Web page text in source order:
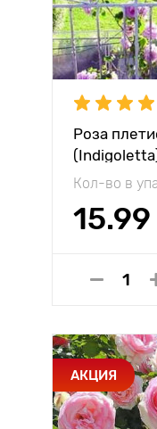
Роза
Кол-во в
15.99
АКЦИЯ